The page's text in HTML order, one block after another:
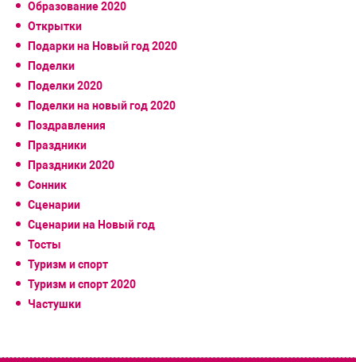
Образование 2020
Открытки
Подарки на Новый год 2020
Поделки
Поделки 2020
Поделки на новый год 2020
Поздравления
Праздники
Праздники 2020
Сонник
Сценарии
Сценарии на Новый год
Тосты
Туризм и спорт
Туризм и спорт 2020
Частушки